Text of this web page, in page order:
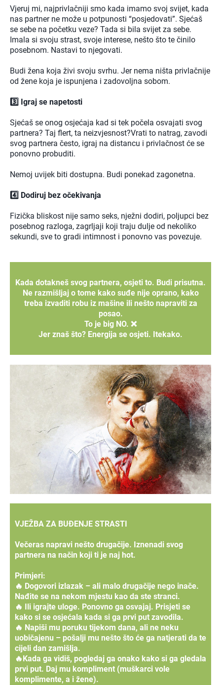
Vjeruj mi, najprivlačniji smo kada imamo svoj svijet, kada
nas partner ne može u potpunosti “posjedovati”. Sjećaš
se sebe na početku veze? Tada si bila svijet za sebe.
Imala si svoju strast, svoje interese, nešto što te činilo
posebnom. Nastavi to njegovati.
Budi žena koja živi svoju svrhu. Jer nema ništa privlačnije
od žene koja je ispunjena i zadovoljna sobom.
3️⃣ Igraj se napetosti
Sjećaš se onog osjećaja kad si tek počela osvajati svog
partnera? Taj flert, ta neizvjesnost?Vrati to natrag, zavodi
svog partnera često, igraj na distancu i privlačnost će se
ponovno probuditi.
Nemoj uvijek biti dostupna. Budi ponekad zagonetna.
4️⃣ Dodiruj bez očekivanja
Fizička bliskost nije samo seks, nježni dodiri, poljupci bez
posebnog razloga, zagrljaji koji traju dulje od nekoliko
sekundi, sve to gradi intimnost i ponovno vas povezuje.
Kada dotakneš svog partnera, osjeti to. Budi prisutna.
Ne razmišljaj o tome kako suđe nije oprano, kako
treba izvaditi robu iz mašine ili nešto napraviti za
posao.
To je big NO. ❌
Jer znaš što? Energija se osjeti. Itekako.
VJEŽBA ZA BUĐENJE STRASTI
Večeras napravi nešto drugačije. Iznenadi svog
partnera na način koji ti je naj hot.
Primjeri:
🔥 Dogovori izlazak – ali malo drugačije nego inače.
Nađite se na nekom mjestu kao da ste stranci.
🔥 Ili igrajte uloge. Ponovno ga osvajaj. Prisjeti se
kako si se osjećala kada si ga prvi put zavodila.
🔥 Napiši mu poruku tijekom dana, ali ne neku
uobičajenu – pošalji mu nešto što će ga natjerati da te
cijeli dan zamišlja.
🔥Kada ga vidiš, pogledaj ga onako kako si ga gledala
prvi put. Daj mu kompliment (muškarci vole
komplimente, a i žene).